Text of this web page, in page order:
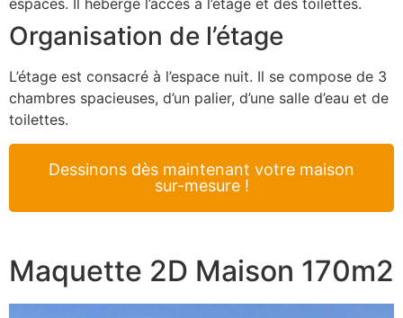
espaces. Il héberge l’accès à l’étage et des toilettes.
Organisation de l’étage
L’étage est consacré à l’espace nuit. Il se compose de 3
chambres spacieuses, d’un palier, d’une salle d’eau et de
toilettes.
Dessinons dès maintenant votre maison
sur-mesure !
Maquette 2D Maison 170m2